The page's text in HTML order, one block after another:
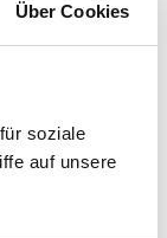
Über Cookies
soziale
auf unsere
Sie
der